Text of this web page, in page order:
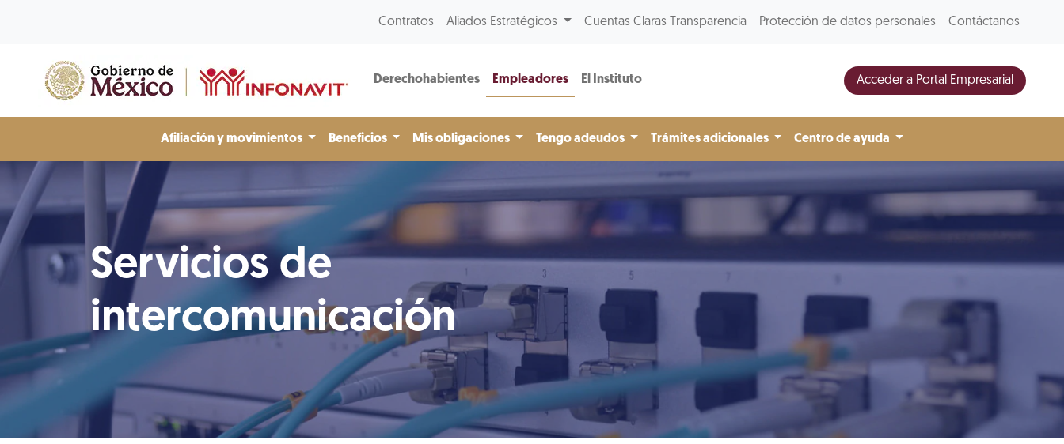
Contratos Aliados Estratégicos Cuentas Claras Transparencia Protección de datos personales Contáctanos
Derechohabientes Empleadores El Instituto Acceder a Portal Empresarial
Afiliación y movimientos Beneficios Mis obligaciones Tengo adeudos Trámites adicionales Centro de ayuda
Servicios de
intercomunicación